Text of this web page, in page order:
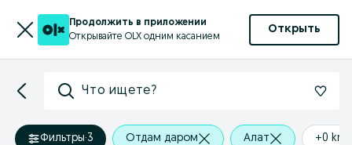
Продолжить в приложении
Открывайте OLX одним касанием
Открыть
Что ищете?
Фильтры·3 Отдам даром Алат +0 km